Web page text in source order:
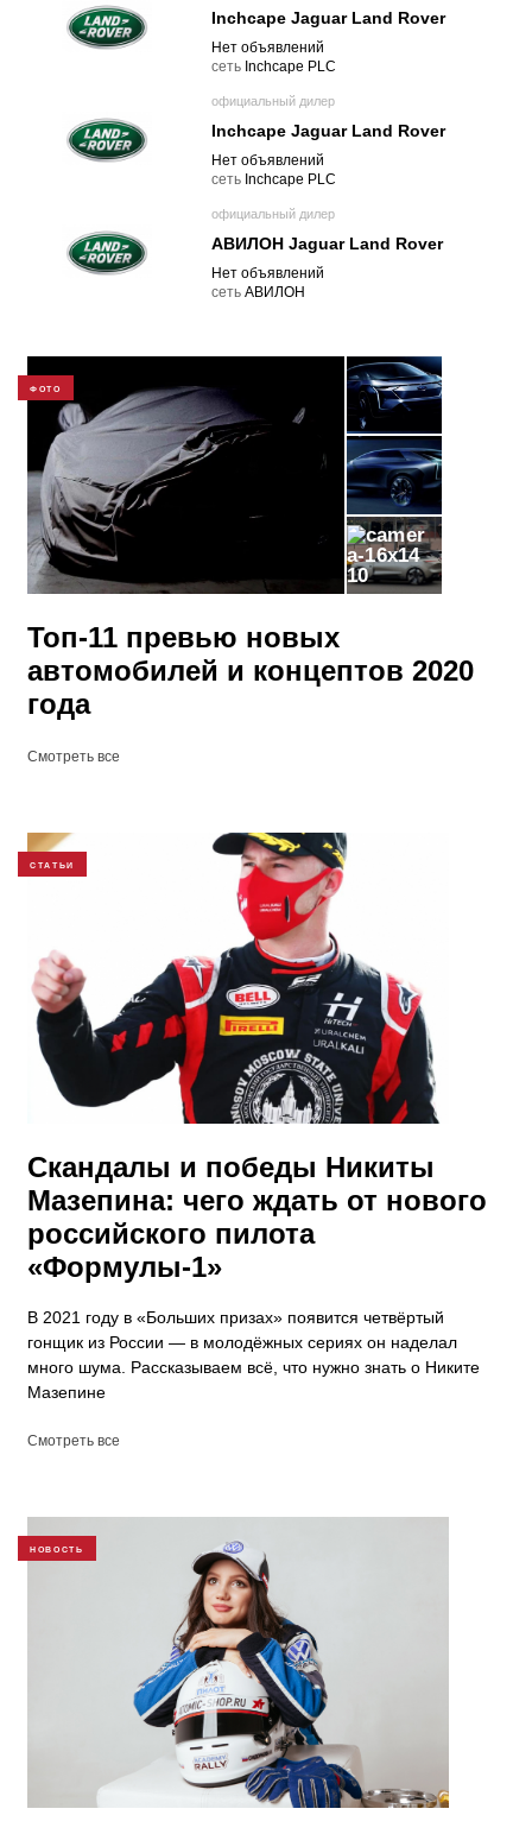
Inchcape Jaguar Land Rover
Нет объявлений
cеть Inchcape PLC
официальный дилер
Inchcape Jaguar Land Rover
Нет объявлений
cеть Inchcape PLC
официальный дилер
АВИЛОН Jaguar Land Rover
Нет объявлений
cеть АВИЛОН
ФОТО
10
Топ-11 превью новых
автомобилей и концептов 2020
года
Смотреть все
СТАТЬИ
Скандалы и победы Никиты
Мазепина: чего ждать от нового
российского пилота
«Формулы-1»
В 2021 году в «Больших призах» появится четвёртый
гонщик из России — в молодёжных сериях он наделал
много шума. Рассказываем всё, что нужно знать о Никите
Мазепине
Смотреть все
НОВОСТЬ